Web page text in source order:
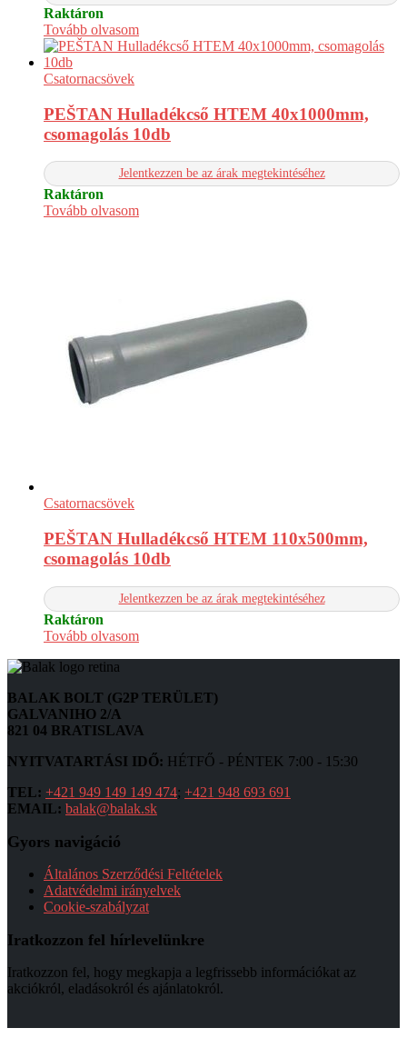
Raktáron
Tovább olvasom
Csatornacsövek
PEŠTAN Hulladékcső HTEM 40x1000mm,
csomagolás 10db
Jelentkezzen be az árak megtekintéséhez
Raktáron
Tovább olvasom
Csatornacsövek
PEŠTAN Hulladékcső HTEM 110x500mm,
csomagolás 10db
Jelentkezzen be az árak megtekintéséhez
Raktáron
Tovább olvasom
BALAK BOLT (G2P TERÜLET)
GALVANIHO 2/A
821 04 BRATISLAVA
NYITVATARTÁSI IDŐ: HÉTFŐ - PÉNTEK 7:00 - 15:30
TEL: +421 949 149 149 474; +421 948 693 691
EMAIL: balak@balak.sk
Gyors navigáció
Általános Szerződési Feltételek
Adatvédelmi irányelvek
Cookie-szabályzat
Iratkozzon fel hírlevelünkre
Iratkozzon fel, hogy megkapja a legfrissebb információkat az
akciókról, eladásokról és ajánlatokról.